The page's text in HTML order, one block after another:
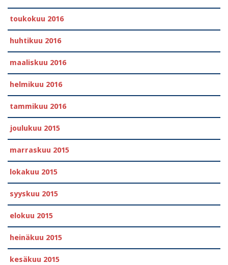
toukokuu 2016
huhtikuu 2016
maaliskuu 2016
helmikuu 2016
tammikuu 2016
joulukuu 2015
marraskuu 2015
lokakuu 2015
syyskuu 2015
elokuu 2015
heinäkuu 2015
kesäkuu 2015